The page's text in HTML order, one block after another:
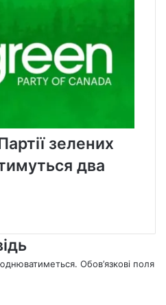
зелених
два
Обов’язкові поля